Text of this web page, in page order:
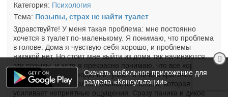
Категория: Психология
Тема: Позывы, страх не найти туалет
Здравствуйте! У меня такая проблема: мне постоянно
хочется в туалет по-маленькому. Я понимаю, что проблема
в голове. Дома я чувствую себя хорошо, и проблемы
никакой нет. Но стоит мне выйти из дома так начинаются
эти позывы, и хотя я прекрасно понимаю, что все хорошо,
я перед выходом сходила в туалет и ничего критического
не случиться, все равно начинается паника, которая
усиливает неприятные ощущения. Сразу паника и дикое
Скачать мобильное приложение для
раздела «Консультации»